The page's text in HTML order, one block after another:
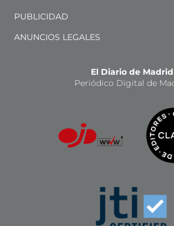
PUBLICIDAD
ANUNCIOS LEGALES
El Diario de Madrid
Periódico Digital de